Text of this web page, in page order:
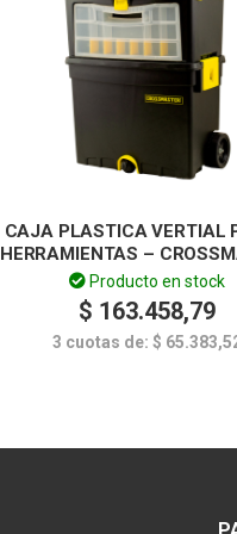
CAJA PLASTICA VERTIAL
HERRAMIENTAS –
Producto en stock
$ 163.458,79
3 cuotas de: $